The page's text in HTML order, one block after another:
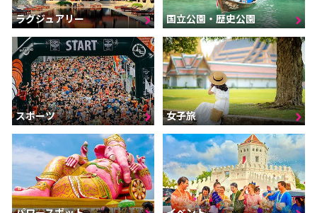
ラグジュアリー 国立公園・歴史公園
スポーツ 女子旅